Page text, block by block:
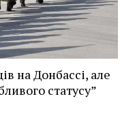
на Донбассі, але
статусу”